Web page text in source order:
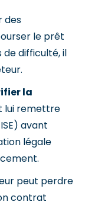
des
le prêt
de difficulté, il
la
lui remettre
avant
légale
peut perdre
contrat